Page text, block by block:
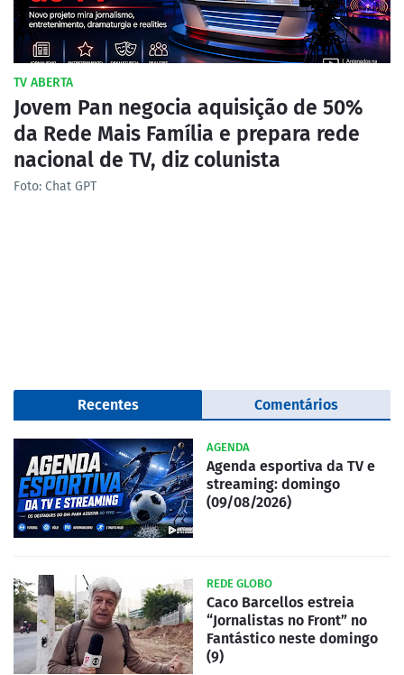
TV ABERTA
Jovem Pan negocia aquisição de 50%
da Rede Mais Família e prepara rede
nacional de TV, diz colunista
Foto: Chat GPT
Recentes Comentários
AGENDA
Agenda esportiva da TV e
streaming: domingo
(09/08/2026)
REDE GLOBO
Caco Barcellos estreia
“Jornalistas no Front” no
Fantástico neste domingo
(9)